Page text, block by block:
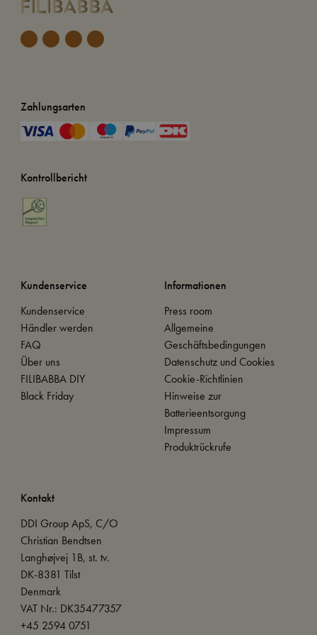
Zahlungsarten
Kontrollbericht
Kundenservice
Kundenservice
Händler werden
FAQ
Über uns
FILIBABBA DIY
Black Friday
Informationen
Press room
Allgemeine
Geschäftsbedingungen
Datenschutz und Cookies
Cookie-Richtlinien
Hinweise zur
Batterieentsorgung
Impressum
Produktrückrufe
Kontakt
DDI Group ApS, C/O
Christian Bendtsen
Langhøjvej 1B, st. tv.
DK-8381 Tilst
Denmark
VAT Nr.: DK35477357
+45 2594 0751